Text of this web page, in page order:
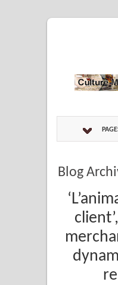
Blog